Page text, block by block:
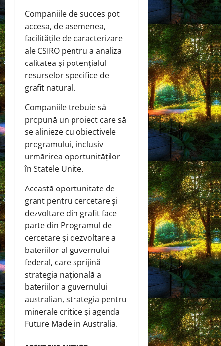
Companiile de succes pot
accesa, de asemenea,
facilitățile de caracterizare
ale CSIRO pentru a analiza
calitatea și potențialul
resurselor specifice de
grafit natural.
Companiile trebuie să
propună un proiect care să
se alinieze cu obiectivele
programului, inclusiv
urmărirea oportunităților
în Statele Unite.
Această oportunitate de
grant pentru cercetare și
dezvoltare din grafit face
parte din Programul de
cercetare și dezvoltare a
bateriilor al guvernului
federal, care sprijină
strategia națională a
bateriilor a guvernului
australian, strategia pentru
minerale critice și agenda
Future Made in Australia.